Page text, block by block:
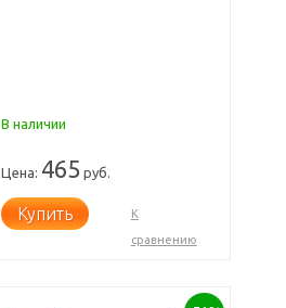
В наличии
Цена: 465 руб.
Купить
К
сравнению